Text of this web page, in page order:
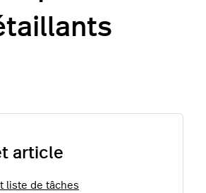
article
liste de tâches